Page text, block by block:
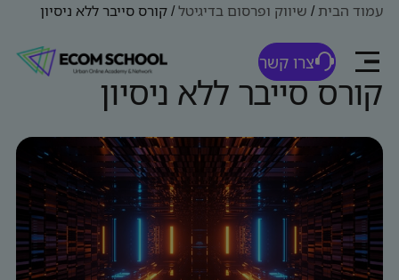
צרו קשר
עמוד הבית/ שיווק ופרסום בדיגיטל/קורס סייבר ללא ניסיון
קורס סייבר ללא ניסיון